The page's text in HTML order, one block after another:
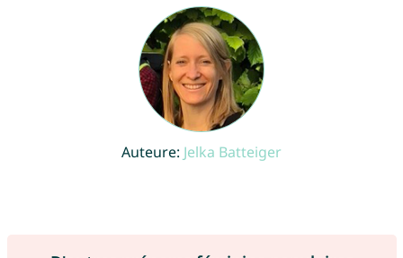
Auteure: Jelka Batteiger